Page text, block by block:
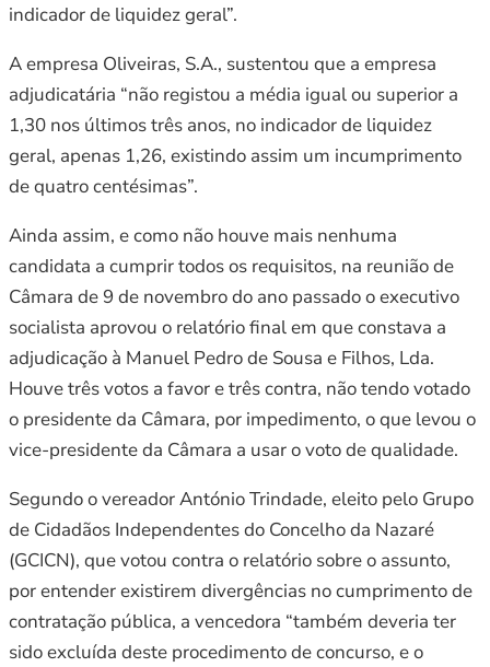
indicador de liquidez geral”.
A empresa Oliveiras, S.A., sustentou que a empresa
adjudicatária “não registou a média igual ou superior a
1,30 nos últimos três anos, no indicador de liquidez
geral, apenas 1,26, existindo assim um incumprimento
de quatro centésimas”.
Ainda assim, e como não houve mais nenhuma
candidata a cumprir todos os requisitos, na reunião de
Câmara de 9 de novembro do ano passado o executivo
socialista aprovou o relatório final em que constava a
adjudicação à Manuel Pedro de Sousa e Filhos, Lda.
Houve três votos a favor e três contra, não tendo votado
o presidente da Câmara, por impedimento, o que levou o
vice-presidente da Câmara a usar o voto de qualidade.
Segundo o vereador António Trindade, eleito pelo Grupo
de Cidadãos Independentes do Concelho da Nazaré
(GCICN), que votou contra o relatório sobre o assunto,
por entender existirem divergências no cumprimento de
contratação pública, a vencedora “também deveria ter
sido excluída deste procedimento de concurso, e o